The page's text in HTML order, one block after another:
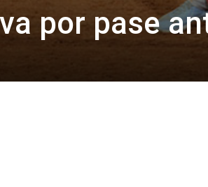
por pase